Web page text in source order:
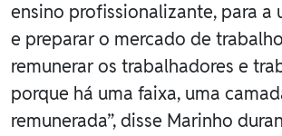
ensino profissionalizante, para a
e preparar o mercado de
remunerar os trabalhadores e
porque há uma faixa, uma
remunerada”, disse Marinho